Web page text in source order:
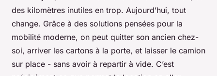
des kilomètres inutiles en trop. Aujourd’hui, tout
change. Grâce à des solutions pensées pour la
mobilité moderne, on peut quitter son ancien chez-
soi, arriver les cartons à la porte, et laisser le camion
sur place - sans avoir à repartir à vide. C’est